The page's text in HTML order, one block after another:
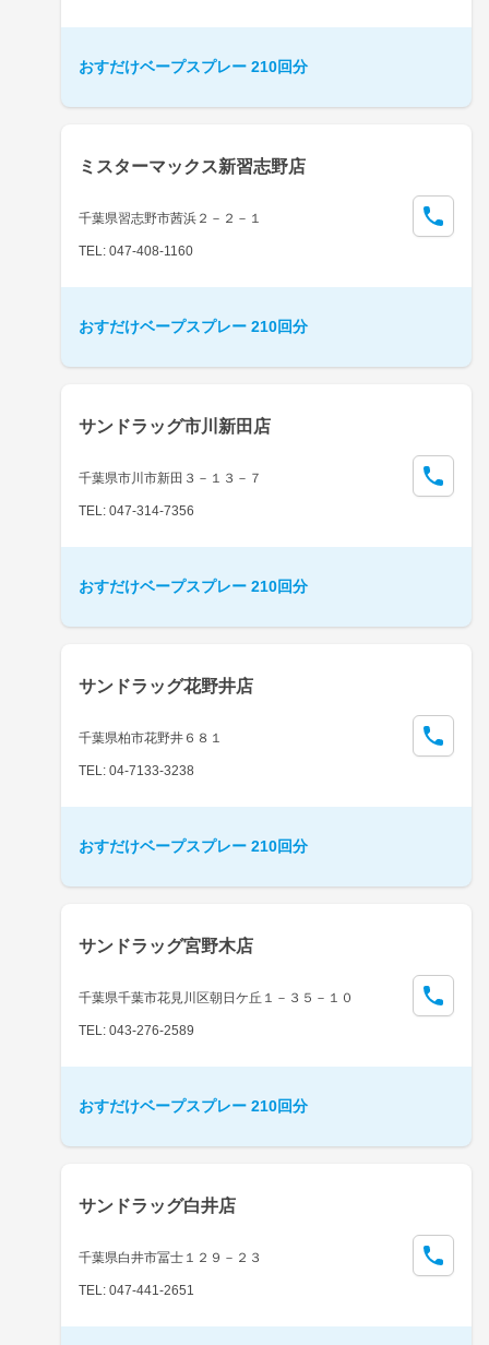
おすだけベープスプレー 210回分
ミスターマックス新習志野店
千葉県習志野市茜浜２－２－１
TEL: 047-408-1160
おすだけベープスプレー 210回分
サンドラッグ市川新田店
千葉県市川市新田３－１３－７
TEL: 047-314-7356
おすだけベープスプレー 210回分
サンドラッグ花野井店
千葉県柏市花野井６８１
TEL: 04-7133-3238
おすだけベープスプレー 210回分
サンドラッグ宮野木店
千葉県千葉市花見川区朝日ケ丘１－３５－１０
TEL: 043-276-2589
おすだけベープスプレー 210回分
サンドラッグ白井店
千葉県白井市冨士１２９－２３
TEL: 047-441-2651